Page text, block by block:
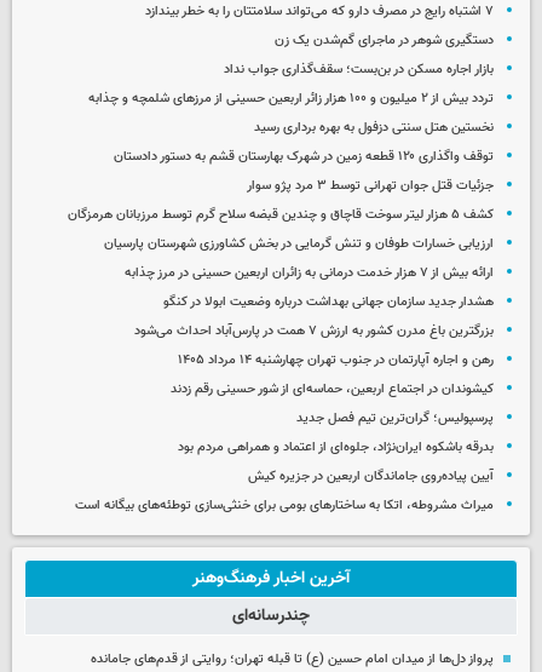
۷ اشتباه رایج در مصرف دارو که می‌تواند سلامتتان را به خطر بیندازد
دستگیری شوهر در ماجرای گم‌شدن یک زن
بازار اجاره مسکن در بن‌بست؛ سقف‌گذاری جواب نداد
تردد بیش از ۲ میلیون و ۱۰۰ هزار زائر اربعین حسینی از مرزهای شلمچه و چذابه
نخستین هتل سنتی دزفول به بهره برداری رسید
توقف واگذاری ۱۲۰ قطعه زمین در شهرک بهارستان قشم به دستور دادستان
جزئیات قتل جوان تهرانی توسط ۳ مرد پژو سوار
کشف ۵ هزار لیتر سوخت قاچاق و چندین قبضه سلاح گرم توسط مرزبانان هرمزگان
ارزیابی خسارات طوفان و تنش گرمایی در بخش کشاورزی شهرستان پارسیان
ارائه بیش از ۷ هزار خدمت درمانی به زائران اربعین حسینی در مرز چذابه
هشدار جدید سازمان جهانی بهداشت درباره وضعیت ابولا در کنگو
بزرگترین باغ مدرن کشور به ارزش ۷ همت در پارس‌آباد احداث می‌شود
رهن و اجاره آپارتمان در جنوب تهران چهارشنبه ۱۴ مرداد ۱۴۰۵
کیشوندان در اجتماع اربعین، حماسه‌ای از شور حسینی رقم زدند
پرسپولیس؛ گران‌ترین تیم فصل جدید
بدرقه باشکوه ایران‌نژاد، جلوه‌ای از اعتماد و همراهی مردم بود
آیین پیاده‌روی جاماندگان اربعین در جزیره کیش
میراث مشروطه، اتکا به ساختارهای بومی برای خنثی‌سازی توطئه‌های بیگانه است
آخرین اخبار فرهنگ‌وهنر
چندرسانه‌ای
پرواز دل‌ها از میدان امام حسین (ع) تا قبله تهران؛ روایتی از قدم‌های جامانده